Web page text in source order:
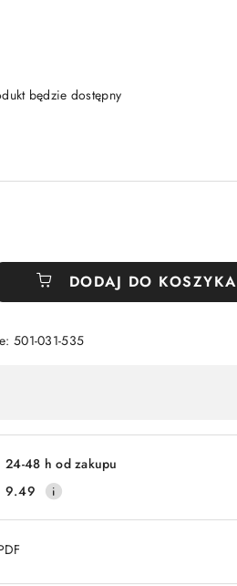
będzie dostępny
DODAJ DO KOSZYKA
501-031-535
24-48 h od zakupu
9.49